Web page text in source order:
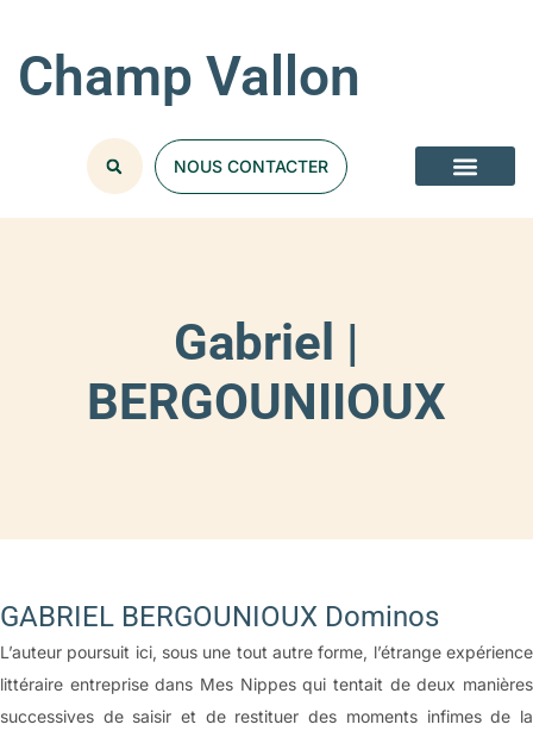
Champ Vallon
NOUS CONTACTER
Gabriel |
BERGOUNIIOUX
GABRIEL BERGOUNIOUX Dominos
L’auteur poursuit ici, sous une tout autre forme, l’étrange expérience
littéraire entreprise dans Mes Nippes qui tentait de deux manières
successives de saisir et de restituer des moments infimes de la